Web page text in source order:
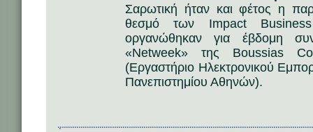
Σαρωτική ήταν και φέτος η
θεσμό των Impact
οργανώθηκαν για έβδομη
«Netweek» της Boussias
(Εργαστήριο Ηλεκτρονικού
Πανεπιστημίου Αθηνών).